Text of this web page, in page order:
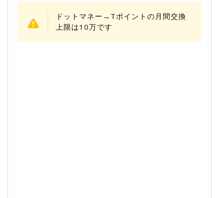
ドットマネー→Tポイントの月間交換
上限は10万です